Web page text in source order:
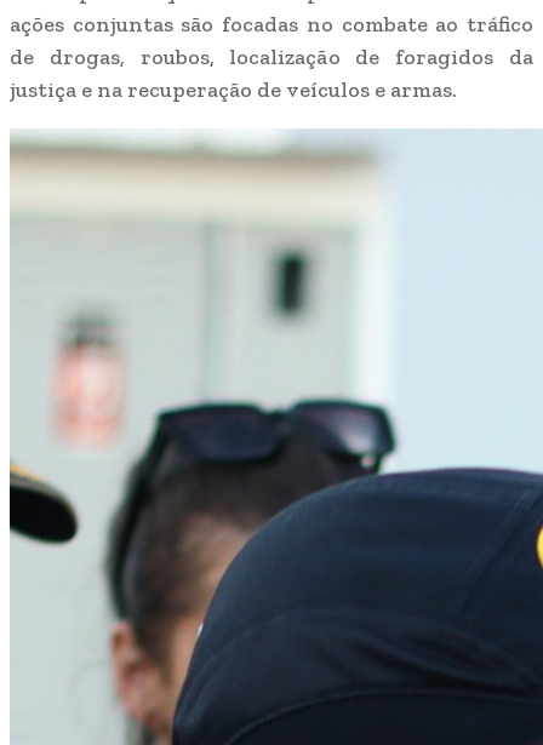
ações conjuntas são focadas no combate ao tráfico
de drogas, roubos, localização de foragidos da
justiça e na recuperação de veículos e armas.